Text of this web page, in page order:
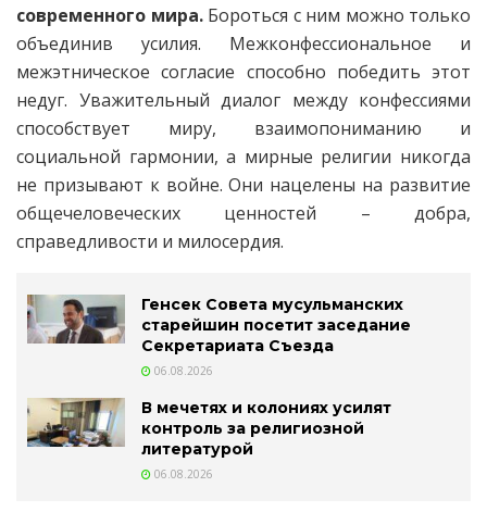
современного мира. Бороться с ним можно только
объединив усилия. Межконфессиональное и
межэтническое согласие способно победить этот
недуг. Уважительный диалог между конфессиями
способствует миру, взаимопониманию и
социальной гармонии, а мирные религии никогда
не призывают к войне. Они нацелены на развитие
общечеловеческих ценностей – добра,
справедливости и милосердия.
Генсек Совета мусульманских
старейшин посетит заседание
Секретариата Съезда
06.08.2026
В мечетях и колониях усилят
контроль за религиозной
литературой
06.08.2026